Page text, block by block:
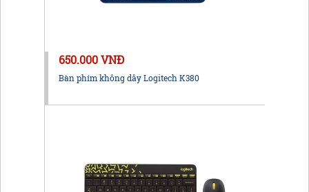
650.000 VNĐ
Bàn phím không dây Logitech K380